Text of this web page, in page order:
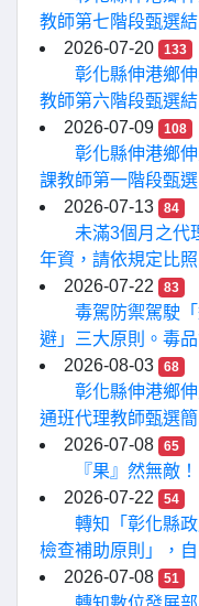
教師第七階段甄選結
2026-07-20
133
彰化縣伸港鄉
教師第六階段甄選結
2026-07-09
108
彰化縣伸港鄉
課教師第一階段甄選
2026-07-13
84
未滿3個月之代
年資，請依規定比照
2026-07-22
83
毒駕防禦駕駛
避」三大原則。毒
2026-08-03
68
彰化縣伸港鄉
通班代理教師甄選簡
2026-07-08
65
『果』然無敵
2026-07-22
54
轉知「彰化縣
檢查補助原則」，自
2026-07-08
51